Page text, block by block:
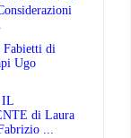
Fabietti di
Ugo
IL
di Laura
...